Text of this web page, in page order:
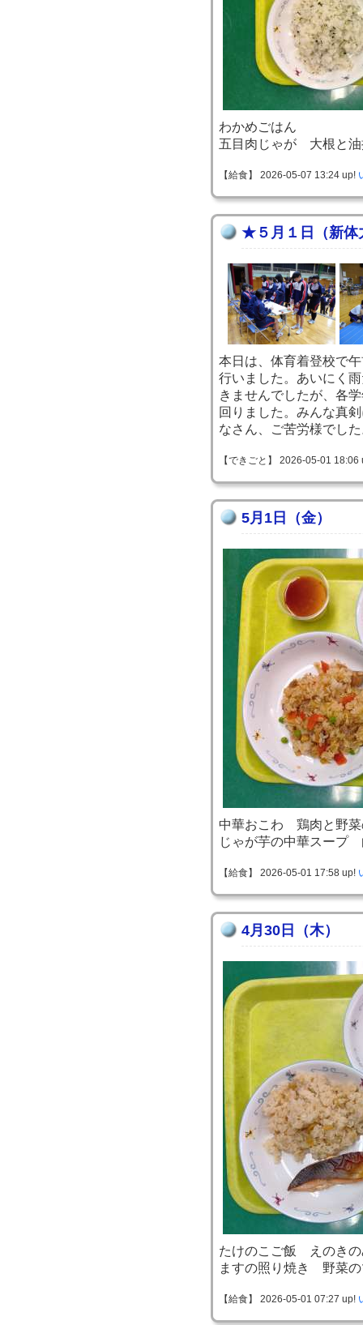
わかめごはん
五目肉じゃが 大根と油
【給食】 2026-05-07 13:24 up!
★５月１日（新体
本日は、体育着登校で
行いました。あいにく
きませんでしたが、各
回りました。みんな真
なさん、ご苦労様でし
【できごと】 2026-05-01
5月1日（金）
中華おこわ 鶏肉と野菜
じゃが芋の中華スープ
【給食】 2026-05-01 17:58 up!
4月30日（木）
たけのこご飯 えのきの
ますの照り焼き 野菜の
【給食】 2026-05-01 07:27 up!